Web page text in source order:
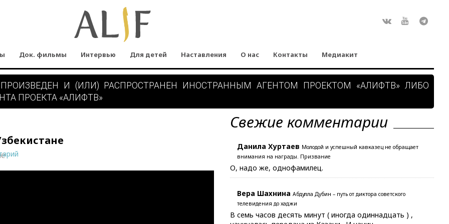
Док. фильмы Интервью Для детей Наставления О нас Контакты Медиакит
И (ИЛИ) РАСПРОСТРАНЕН ИНОСТРАННЫМ АГЕНТОМ ПРОЕКТОМ «АЛИФТВ» ЛИБО
ПРОЕКТА «АЛИФТВ»
Свежие комментарии
Данила Хуртаев Молодой и успешный кавказец не обращает
внимания на награды. Призвание
О, надо же, однофамилец.
Вера Шахнина Абдулла Дубин – путь от диктора советского
телевидения до хаджи
В семь часов десять минут ( иногда одиннадцать ) ,